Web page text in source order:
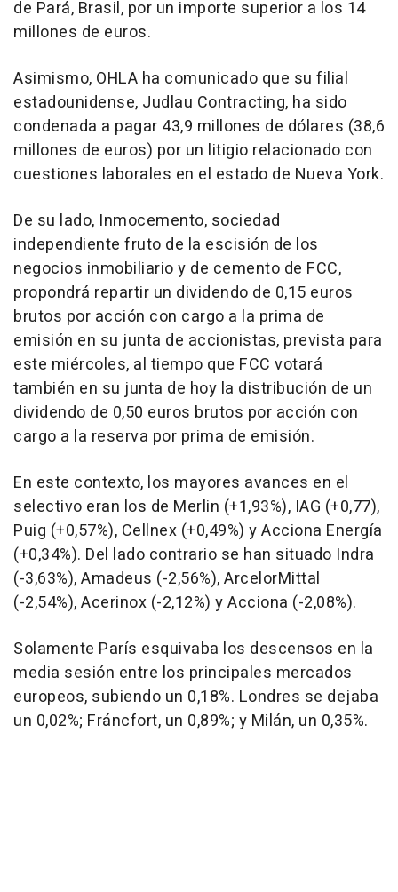
de Pará, Brasil, por un importe superior a los 14
millones de euros.
Asimismo, OHLA ha comunicado que su filial
estadounidense, Judlau Contracting, ha sido
condenada a pagar 43,9 millones de dólares (38,6
millones de euros) por un litigio relacionado con
cuestiones laborales en el estado de Nueva York.
De su lado, Inmocemento, sociedad
independiente fruto de la escisión de los
negocios inmobiliario y de cemento de FCC,
propondrá repartir un dividendo de 0,15 euros
brutos por acción con cargo a la prima de
emisión en su junta de accionistas, prevista para
este miércoles, al tiempo que FCC votará
también en su junta de hoy la distribución de un
dividendo de 0,50 euros brutos por acción con
cargo a la reserva por prima de emisión.
En este contexto, los mayores avances en el
selectivo eran los de Merlin (+1,93%), IAG (+0,77),
Puig (+0,57%), Cellnex (+0,49%) y Acciona Energía
(+0,34%). Del lado contrario se han situado Indra
(-3,63%), Amadeus (-2,56%), ArcelorMittal
(-2,54%), Acerinox (-2,12%) y Acciona (-2,08%).
Solamente París esquivaba los descensos en la
media sesión entre los principales mercados
europeos, subiendo un 0,18%. Londres se dejaba
un 0,02%; Fráncfort, un 0,89%; y Milán, un 0,35%.